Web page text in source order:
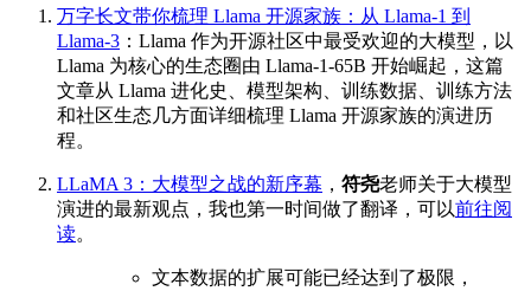
万字长文带你梳理 Llama 开源家族：从 Llama-1 到
Llama-3 ：Llama 作为开源社区中最受欢迎的大模型，以
Llama 为核心的生态圈由 Llama-1-65B 开始崛起，这篇
文章从 Llama 进化史、模型架构、训练数据、训练方法
和社区生态几方面详细梳理 Llama 开源家族的演进历
程。
LLaMA 3：大模型之战的新序幕 ， 符尧老师关于大模型
演进的最新观点，我也第一时间做了翻译，可以前往阅
读。
文本数据的扩展可能已经达到了极限，